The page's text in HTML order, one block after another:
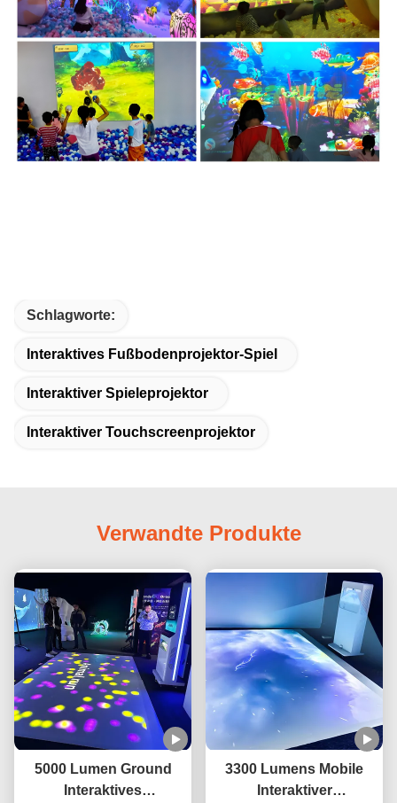
Schlagworte:
Interaktives Fußbodenprojektor-Spiel
Interaktiver Spieleprojektor
Interaktiver Touchscreenprojektor
Verwandte Produkte
5000 Lumen Ground
Interaktives
3300 Lumens Mobile
Interaktiver